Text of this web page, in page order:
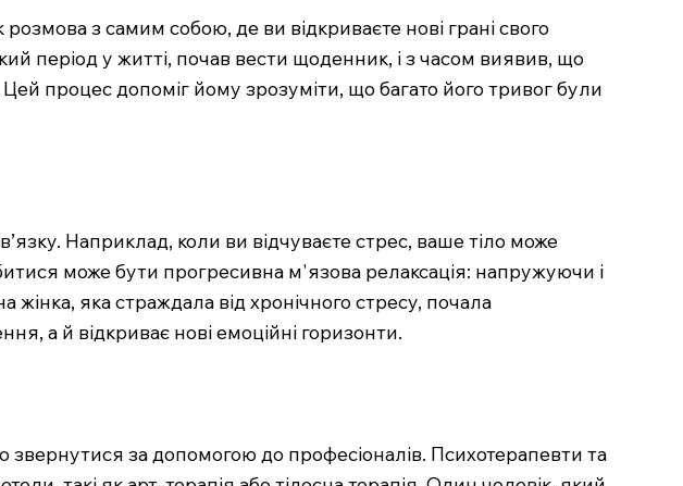
з самим собою, де ви відкриваєте нові грані свого
період у житті, почав вести щоденник, і з часом виявив, що
Цей процес допоміг йому зрозуміти, що багато його тривог були
Наприклад, коли ви відчуваєте стрес, ваше тіло може
може бути прогресивна м'язова релаксація: напружуючи і
яка страждала від хронічного стресу, почала
а й відкриває нові емоційні горизонти.
за допомогою до професіоналів. Психотерапевти та